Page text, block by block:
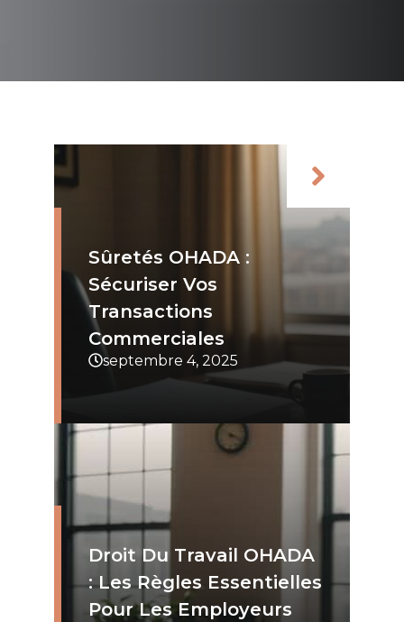
Sûretés OHADA :
Sécuriser Vos
Transactions
Commerciales
septembre 4, 2025
Droit Du Travail OHADA
: Les Règles Essentielles
Pour Les Employeurs